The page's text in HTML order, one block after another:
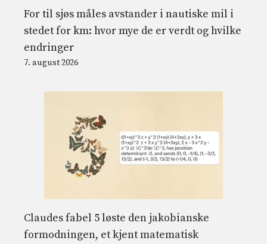
For til sjøs måles avstander i nautiske mil i
stedet for km: hvor mye de er verdt og hvilke
endringer
7. august 2026
Claudes fabel 5 løste den jakobianske
formodningen, et kjent matematisk